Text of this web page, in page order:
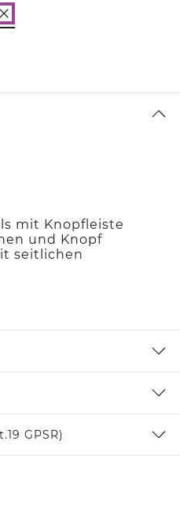
mit Knopfleiste
und Knopf
seitlichen
GPSR)